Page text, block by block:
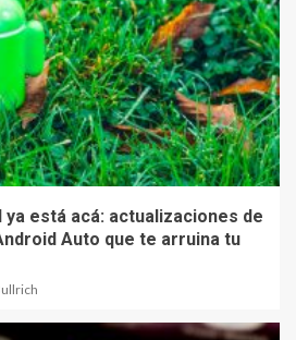
está acá: actualizaciones de
Auto que te arruina tu